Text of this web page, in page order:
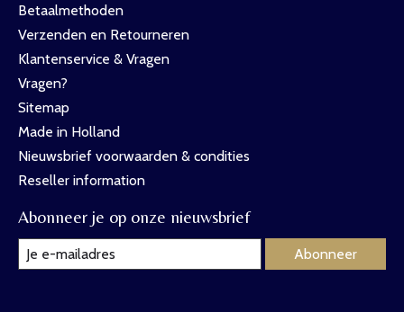
Betaalmethoden
Verzenden en Retourneren
Klantenservice & Vragen
Vragen?
Sitemap
Made in Holland
Nieuwsbrief voorwaarden & condities
Reseller information
Abonneer je op onze nieuwsbrief
Abonneer